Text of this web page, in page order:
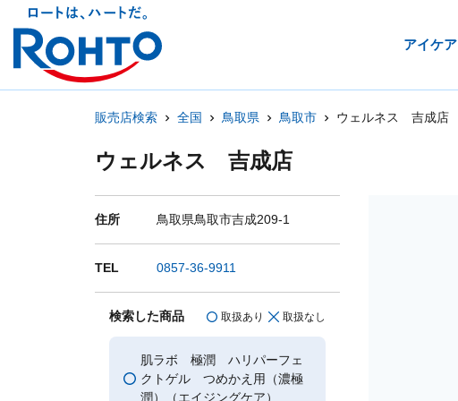
アイケア
販売店検索 全国 鳥取県 鳥取市 ウェルネス 吉成店
ウェルネス 吉成店
住所 鳥取県鳥取市吉成209-1
TEL 0857-36-9911
検索した商品 取扱あり 取扱なし
肌ラボ 極潤 ハリパーフェ
クトゲル つめかえ用（濃極
潤）（エイジングケア）